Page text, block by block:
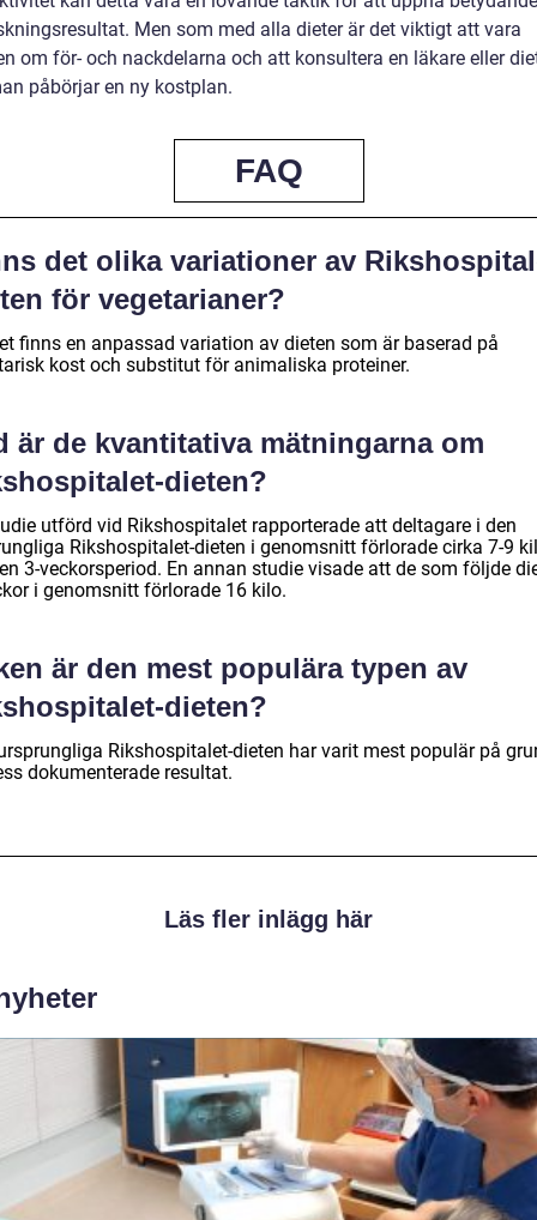
Men som med alla dieter är det viktigt att vara
om för- och nackdelarna och att konsultera en läkare eller
påbörjar en ny kostplan.
FAQ
det olika variationer av
för vegetarianer?
finns en anpassad variation av dieten som är baserad på
kost och substitut för animaliska proteiner.
är de kvantitativa mätningarna om
dieten?
utförd vid Rikshospitalet rapporterade att deltagare i den
Rikshospitalet-dieten i genomsnitt förlorade cirka 7-9
3-veckorsperiod. En annan studie visade att de som följde
i genomsnitt förlorade 16 kilo.
är den mest populära typen av
dieten?
Rikshospitalet-dieten har varit mest populär på
dokumenterade resultat.
Läs fler inlägg här